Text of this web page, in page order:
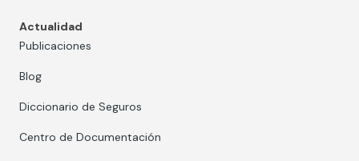
Actualidad
Publicaciones
Blog
Diccionario de Seguros
Centro de Documentación